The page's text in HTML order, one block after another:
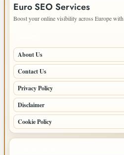
Euro SEO Services
Boost your online visibility across Europe
About Us
Contact Us
Privacy Policy
Disclaimer
Cookie Policy